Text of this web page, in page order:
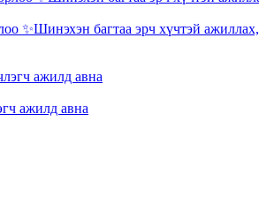
✨Шинэхэн багтаа эрч хүчтэй ажиллах,
ажилд авна